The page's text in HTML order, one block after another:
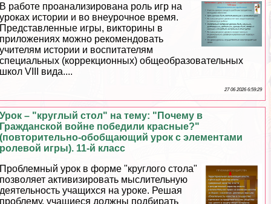
В работе проанализирована роль игр на
уроках истории и во внеурочное время.
Представленные игры, викторины в
приложениях можно рекомендовать
учителям истории и воспитателям
специальных (коррекционных) общеобразовательных
школ VIII вида....
27 06 2026 6:59:29
Урок – "круглый стол" на тему: "Почему в
Гражданской войне победили красные?"
(повторительно-обобщающий урок с элементами
ролевой игры). 11-й класс
Проблемный урок в форме "круглого стола"
позволяет активизировать мыслительную
деятельность учащихся на уроке. Решая
проблему, учащиеся должны подбирать